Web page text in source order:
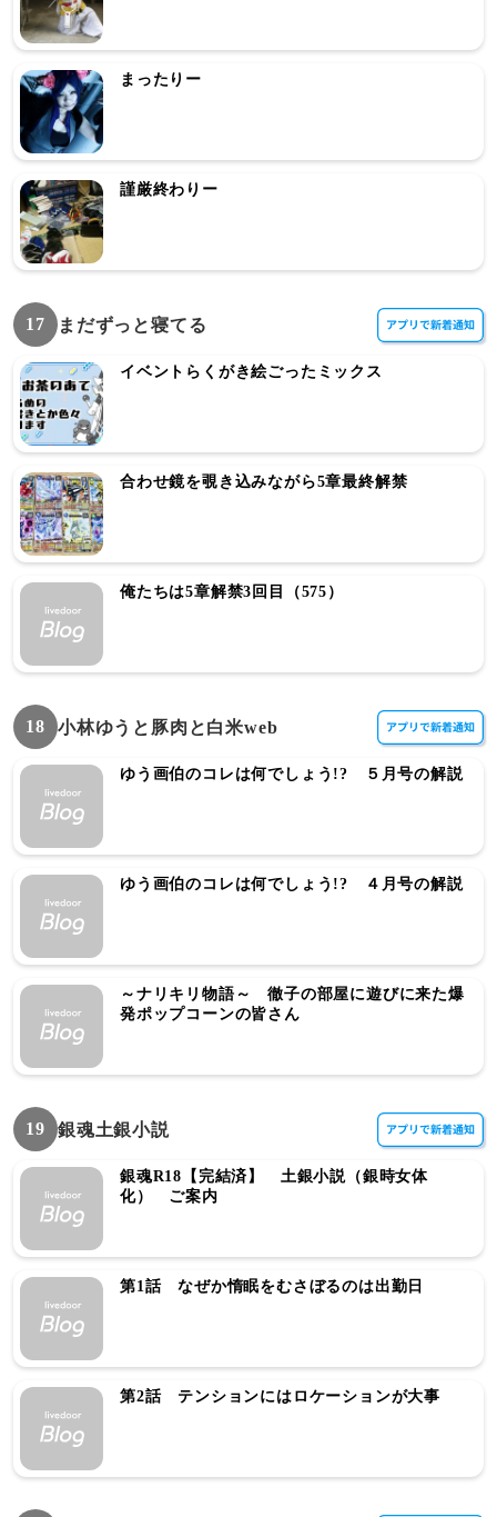
まったりー
謹厳終わりー
17 まだずっと寝てる
イベントらくがき絵ごったミックス
合わせ鏡を覗き込みながら5章最終解禁
俺たちは5章解禁3回目（575）
18 小林ゆうと豚肉と白米web
ゆう画伯のコレは何でしょう!? ５月号の解説
ゆう画伯のコレは何でしょう!? ４月号の解説
～ナリキリ物語～ 徹子の部屋に遊びに来た爆
発ポップコーンの皆さん
19 銀魂土銀小説
銀魂R18【完結済】 土銀小説（銀時女体
化） ご案内
第1話 なぜか惰眠をむさぼるのは出勤日
第2話 テンションにはロケーションが大事